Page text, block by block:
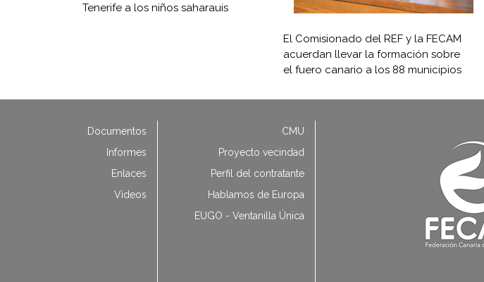
Tenerife a los niños saharauis
El Comisionado del REF y la FECAM
acuerdan llevar la formación sobre
el fuero canario a los 88 municipios
Documentos
Informes
Enlaces
Vídeos
CMU
Proyecto vecindad
Perfil del contratante
Hablamos de Europa
EUGO - Ventanilla Única